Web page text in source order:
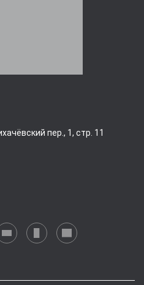
пер., 1, стр. 11